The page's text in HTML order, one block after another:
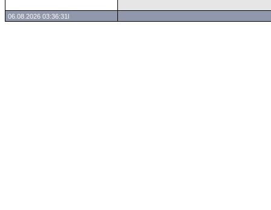
06.08.2026 03:36:31l